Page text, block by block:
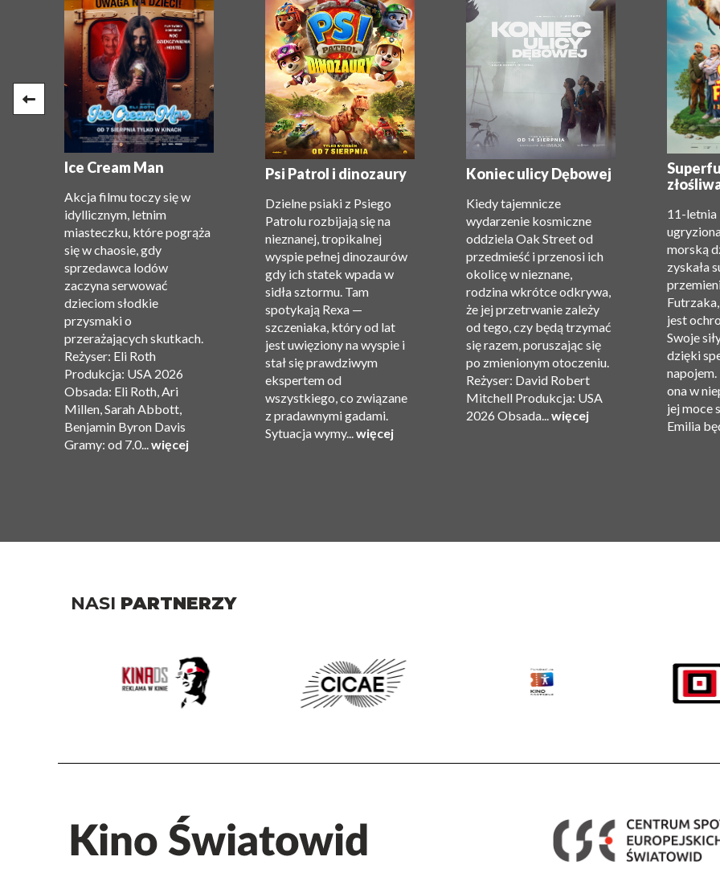
Ice Cream Man
Akcja filmu toczy się w
idyllicznym, letnim
miasteczku, które pogrąża
się w chaosie, gdy
sprzedawca lodów
zaczyna serwować
dzieciom słodkie
przysmaki o
przerażających skutkach.
Reżyser: Eli Roth
Produkcja: USA 2026
Obsada: Eli Roth, Ari
Millen, Sarah Abbott,
Benjamin Byron Davis
Gramy: od 7.0... więcej
Psi Patrol i dinozaury
Dzielne psiaki z Psiego
Patrolu rozbijają się na
nieznanej, tropikalnej
wyspie pełnej dinozaurów
gdy ich statek wpada w
sidła sztormu. Tam
spotykają Rexa —
szczeniaka, który od lat
jest uwięziony na wyspie i
stał się prawdziwym
ekspertem od
wszystkiego, co związane
z pradawnymi gadami.
Sytuacja wymy...więcej
Koniec ulicy Dębowej
Kiedy tajemnicze
wydarzenie kosmiczne
oddziela Oak Street od
przedmieść i przenosi ich
okolicę w nieznane,
rodzina wkrótce odkrywa,
że ​​jej przetrwanie zależy
od tego, czy będą trzymać
się razem, poruszając się
po zmienionym otoczeniu.
Reżyser: David Robert
Mitchell Produkcja: USA
2026 Obsada...więcej
11-letnia
morską
zyskała
jest
Swoje
dzięki
ona w
jej moce
Emilia
NASI PARTNERZY